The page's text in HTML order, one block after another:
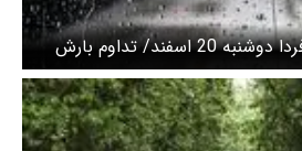
پیش‌بینی هوای تهران فردا دوشنبه 20 اسفند/ تداوم بارش